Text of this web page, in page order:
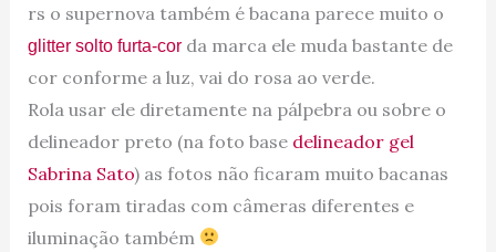
rs o supernova também é bacana parece muito o
glitter solto furta-corda marca ele muda bastante de
cor conforme a luz, vai do rosa ao verde.
Rola usar ele diretamente na pálpebra ou sobre o
delineador preto (na foto base delineador gel
Sabrina Sato) as fotos não ficaram muito bacanas
pois foram tiradas com câmeras diferentes e
iluminação também